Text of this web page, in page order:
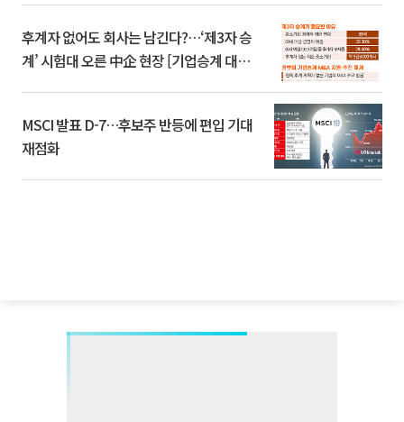
후계자 없어도 회사는 남긴다?…‘제3자 승
계’ 시험대 오른 中企 현장 [기업승계 대전
MSCI 발표 D-7…후보주 반등에 편입 기대
재점화